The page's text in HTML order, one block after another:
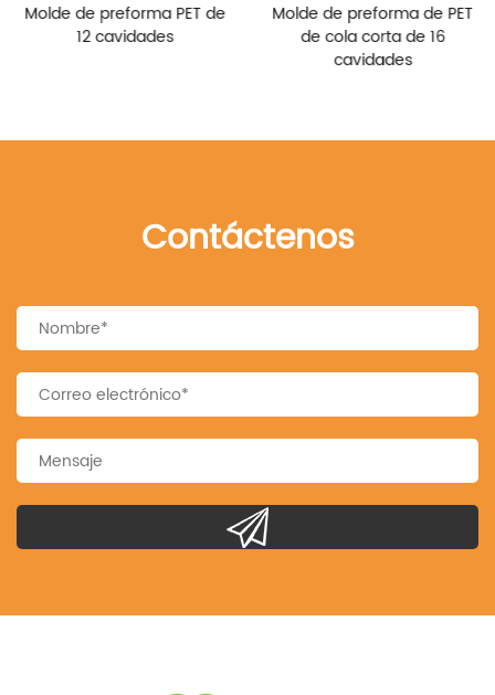
Molde de preforma PET de
12 cavidades
Molde de preforma de PET
de cola corta de 16
cavidades
Contáctenos